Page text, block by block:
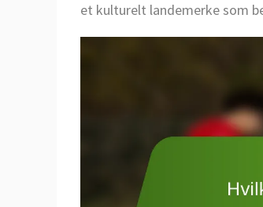
et kulturelt landemerke som